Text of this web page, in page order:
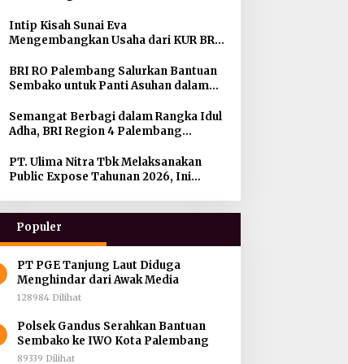
Wilayah Palembang
Intip Kisah Sunai Eva
Mengembangkan Usaha dari KUR BRI
Palembang
BRI RO Palembang Salurkan Bantuan
Sembako untuk Panti Asuhan dalam
BRI Wilayah
Semangat Berbagi dalam Rangka Idul
Adha, BRI Region 4 Palembang
Berbagai Daerah di Sumatera Selatan,
Jambi dan Kepulauan Bangka
PT. Ulima Nitra Tbk Melaksanakan
Public Expose Tahunan 2026, Ini
Populer
PT PGE Tanjung Laut Diduga
Menghindar dari Awak Media
128984 Dilihat
Polsek Gandus Serahkan Bantuan
Sembako ke IWO Kota Palembang
89339 Dilihat